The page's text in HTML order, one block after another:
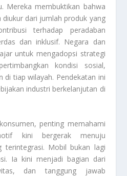
Mereka membuktikan bahwa
diukur dari jumlah produk yang
terhadap peradaban
dan inklusif. Negara dan
untuk mengadopsi strategi
kondisi sosial,
di tiap wilayah. Pendekatan ini
industri berkelanjutan di
penting memahami
kini bergerak menuju
terintegrasi. Mobil bukan lagi
Ia kini menjadi bagian dari
dan tanggung jawab